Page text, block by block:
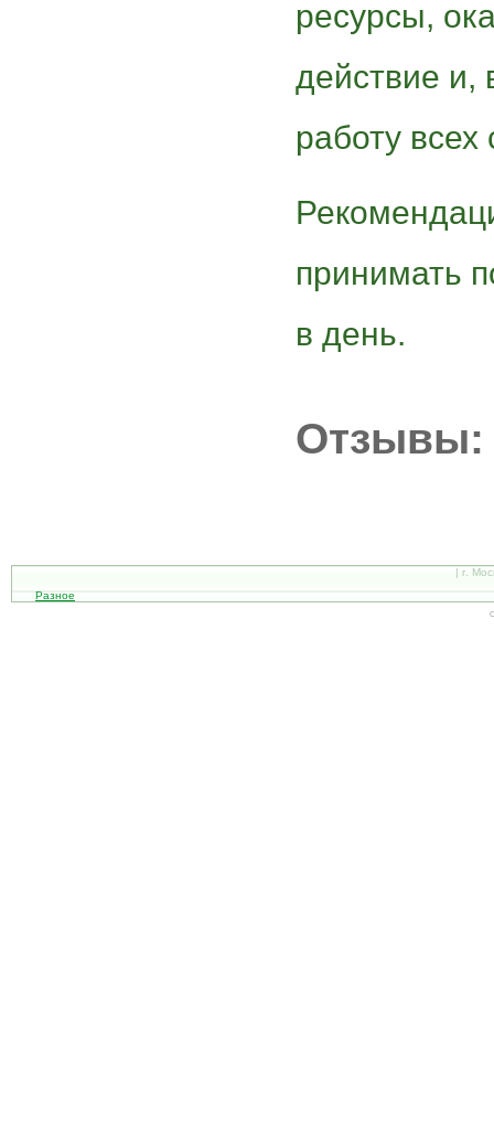
ресурсы,
действие и,
работу
принимать
в день.
Отзывы:
| г.
Разное